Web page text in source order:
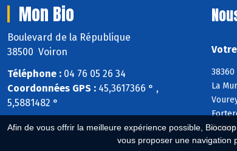
Afin de vous offrir la meilleure expérience possible,
vous proposer une navigation
Mon Bio
Boulevard de la République
38500 Voiron
Téléphone : 04 76 05 26 34
Coordonnées GPS : 45,3617366 ° ,
5,5881482 °
La
Guiers